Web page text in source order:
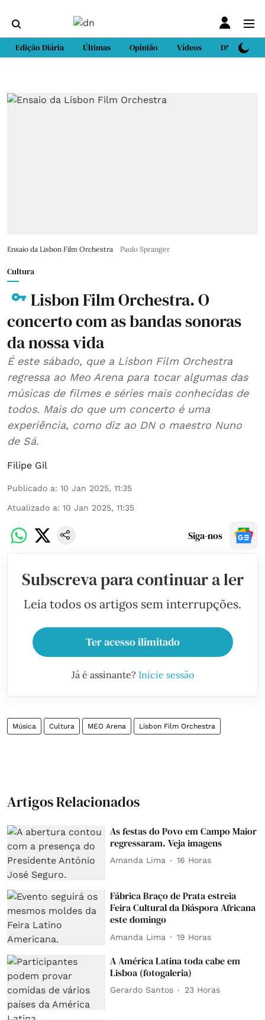
Edição Diária Últimas Opinião Vídeos DN Sport
Ensaio da Lisbon Film Orchestra Paulo Spranger
Cultura
Lisbon Film Orchestra. O
concerto com as bandas sonoras
da nossa vida
É este sábado, que a Lisbon Film Orchestra
regressa ao Meo Arena para tocar algumas das
músicas de filmes e séries mais conhecidas de
todos. Mais do que um concerto é uma
experiência, como diz ao DN o maestro Nuno
de Sá.
Filipe Gil
Publicado a: 10 Jan 2025, 11:35
Atualizado a: 10 Jan 2025, 11:35
Siga-nos
Subscreva para continuar a ler
Leia todos os artigos sem interrupções.
Ter acesso ilimitado
Já é assinante? Inicie sessão
Música Cultura MEO Arena Lisbon Film Orchestra
Artigos Relacionados
As festas do Povo em Campo Maior
regressaram. Veja imagens
Amanda Lima 16 Horas
Fábrica Braço de Prata estreia
Feira Cultural da Diáspora Africana
este domingo
Amanda Lima 19 Horas
A América Latina toda cabe em
Lisboa (fotogaleria)
Gerardo Santos 23 Horas